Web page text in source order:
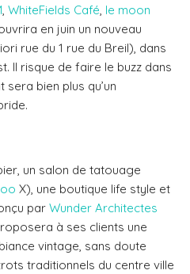
, WhiteFields Café, le moon
en juin un nouveau
rue du 1 rue du Breil), dans
Il risque de faire le buzz dans
sera bien plus qu’un
un salon de tatouage
X), une boutique life style et
par Wunder Architectes
à ses clients une
vintage, sans doute
traditionnels du centre ville